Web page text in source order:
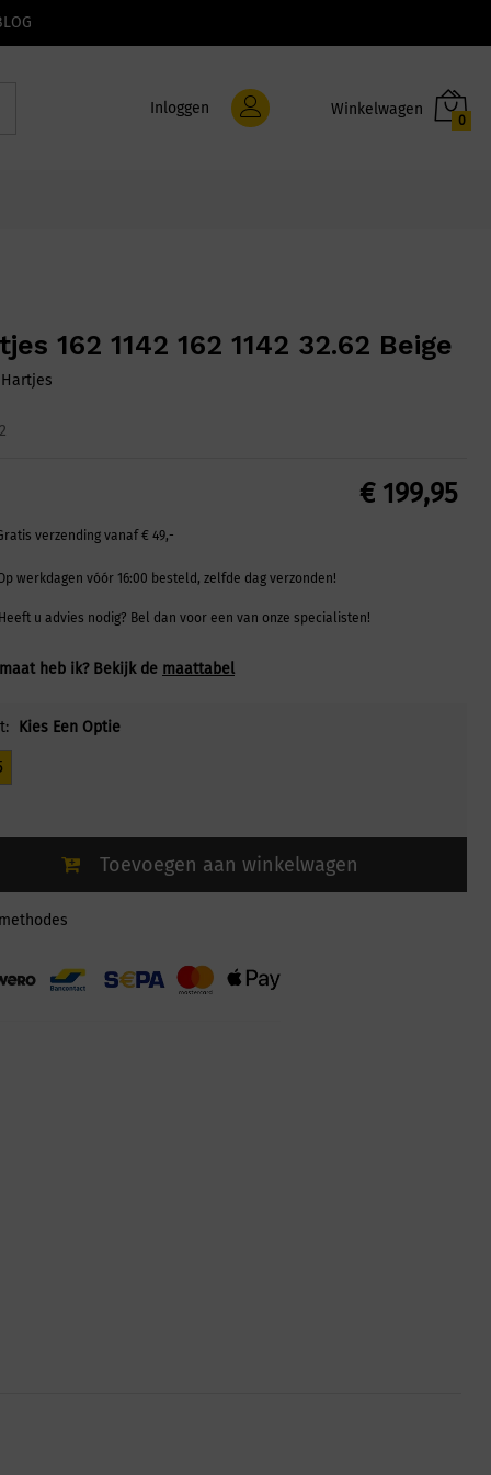
Inloggen
0
162 1142 162 1142 32.62 Beige
Hartjes
€199,95
verzending vanaf € 49,-
werkdagen vóór 16:00 besteld, zelfde dag verzonden!
u advies nodig? Bel dan voor een van onze specialisten!
heb ik? Bekijk de maattabel
Kies Een Optie
Toevoegen aan winkelwagen